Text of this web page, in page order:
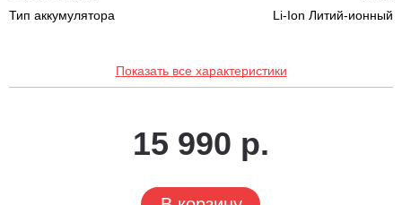
Тип аккумулятора
Li-Ion Литий-ионный
Показать все характеристики
15 990 р.